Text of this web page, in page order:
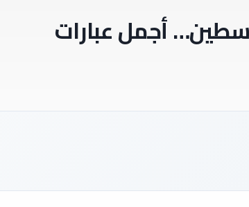
أجمل عبارات